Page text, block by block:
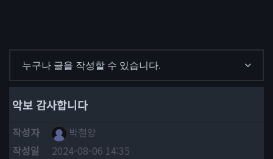
누구나 글을 작성할 수 있습니다.
악보 감사합니다
작성자
박철양
작성일
2024-08-06 14:35